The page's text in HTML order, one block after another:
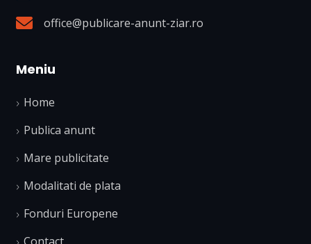
office@publicare-anunt-ziar.ro
Meniu
Home
Publica anunt
Mare publicitate
Modalitati de plata
Fonduri Europene